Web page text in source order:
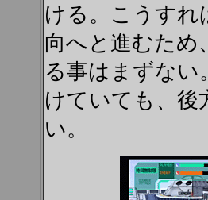
ける。こうすれ
向へと進むため
る事はまずない
けていても、後
い。